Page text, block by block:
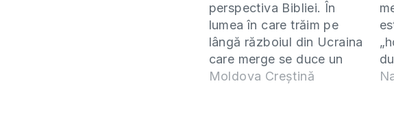
perspectiva Bibliei. În
lumea în care trăim pe
lângă războiul din Ucraina
care merge se duce un
război spiritual foarte
Moldova Creștină